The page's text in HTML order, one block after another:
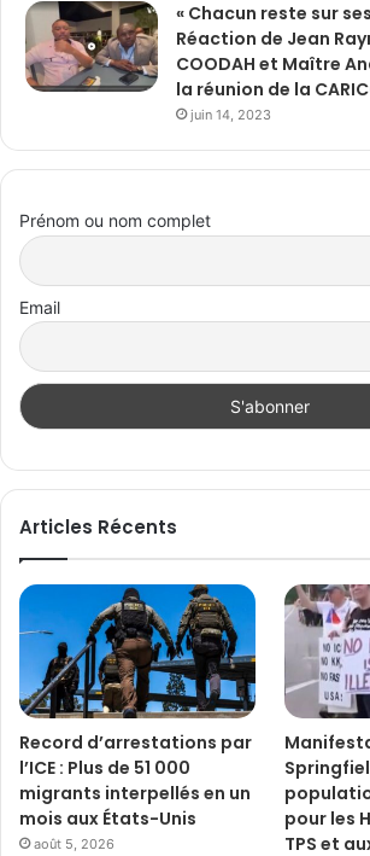
« Chacun reste sur
Réaction de Jean
COODAH et Maître
la réunion de la
juin 14, 2023
Prénom ou nom complet
Email
Articles Récents
Record d’arrestations par
l’ICE : Plus de 51 000
migrants interpellés en un
mois aux États-Unis
août 5, 2026
pour les
TPS et